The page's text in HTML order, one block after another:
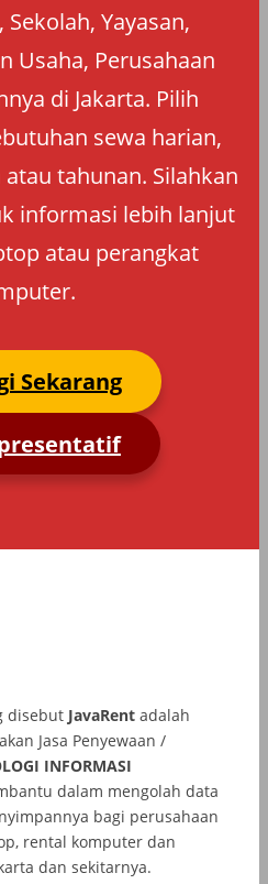
Yayasan,
Usaha, Perusahaan
di Jakarta. Pilih
sewa harian,
tahunan. Silahkan
informasi lebih lanjut
atau perangkat
Sekarang
disebut JavaRent adalah
Jasa Penyewaan /
INFORMASI
dalam mengolah data
bagi perusahaan
rental komputer dan
dan sekitarnya.